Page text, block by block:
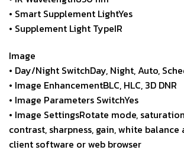
• Smart Supplement LightYes
• Supplement Light TypeIR
Image
• Day/Night SwitchDay, Night, Auto,
• Image EnhancementBLC, HLC, 3D DNR
• Image Parameters SwitchYes
• Image SettingsRotate mode,
contrast, sharpness, gain, white
client software or web browser